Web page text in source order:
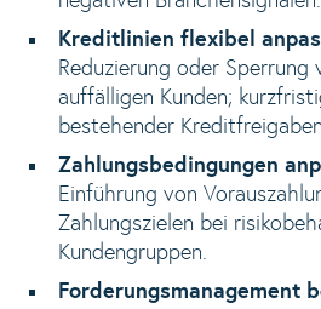
Kreditlinien flexibel
Reduzierung oder Sperrung
auffälligen Kunden;
bestehender
Zahlungsbedingungen
Einführung von
Zahlungszielen bei
Kundengruppen.
Forderungsmanagement